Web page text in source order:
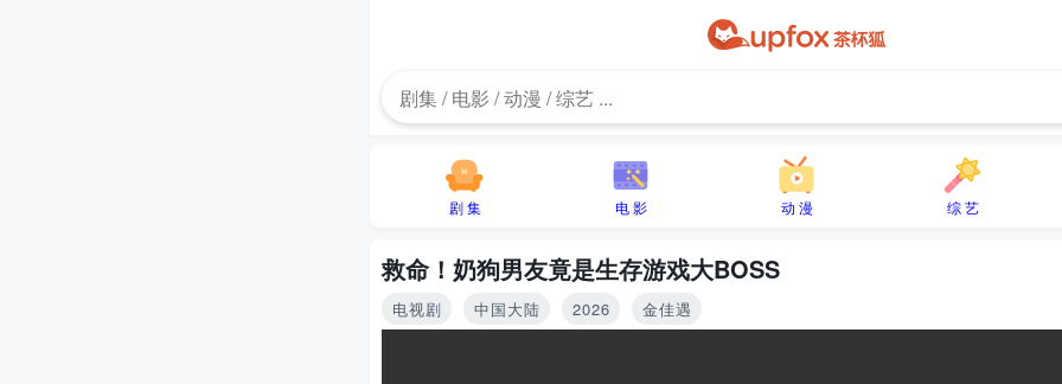
剧 集 电 影 动 漫 综 艺
救命！奶狗男友竟是生存游戏大BOSS
电视剧 中国大陆 2026 金佳遇